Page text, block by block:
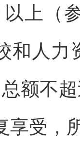
以上（
和人力
额不
享受，